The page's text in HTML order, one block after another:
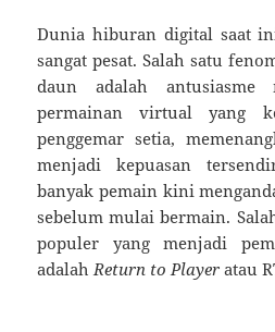
Dunia hiburan digital saat
sangat pesat. Salah satu
daun adalah antusiasme
permainan virtual yang
penggemar setia,
menjadi kepuasan
banyak pemain kini
sebelum mulai bermain.
populer yang menjadi
adalahReturn to Player atau